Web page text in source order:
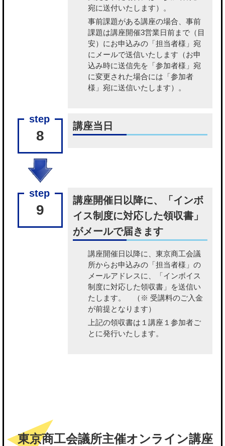
宛に送付いたします）。
事前課題がある講座の場合、事前
課題は講座開催3営業日前まで（目
安）にお申込みの「担当者様」宛
にメールで送信いたします（お申
込み時に送信先を「参加者様」宛
に変更された場合には「参加者
様」宛に送信いたします）。
8
講座当日
9
講座開催日以降に、「インボ
イス制度に対応した領収書」
がメールで届きます
講座開催日以降に、東京商工会議
所からお申込みの「担当者様」の
メールアドレスに、「インボイス
制度に対応した領収書」を送信い
たします。
（※ 受講料のご入金
が前提となります）
上記の領収書は１講座１参加者ご
とに発行いたします。
東京商工会議所主催オンライン講座